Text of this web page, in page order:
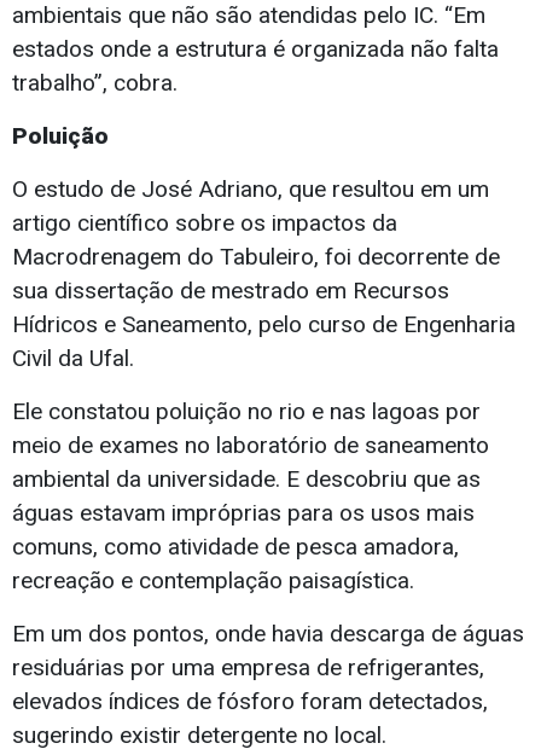
ambientais que não são atendidas pelo IC. “Em
estados onde a estrutura é organizada não falta
trabalho”, cobra.
Poluição
O estudo de José Adriano, que resultou em um
artigo científico sobre os impactos da
Macrodrenagem do Tabuleiro, foi decorrente de
sua dissertação de mestrado em Recursos
Hídricos e Saneamento, pelo curso de Engenharia
Civil da Ufal.
Ele constatou poluição no rio e nas lagoas por
meio de exames no laboratório de saneamento
ambiental da universidade. E descobriu que as
águas estavam impróprias para os usos mais
comuns, como atividade de pesca amadora,
recreação e contemplação paisagística.
Em um dos pontos, onde havia descarga de águas
residuárias por uma empresa de refrigerantes,
elevados índices de fósforo foram detectados,
sugerindo existir detergente no local.